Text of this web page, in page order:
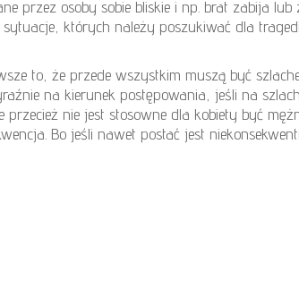
przez osoby sobie bliskie i np. brat zabija
których należy poszukiwać dla
to, że przede wszystkim muszą być
na kierunek postępowania, jeśli na
nie jest stosowne dla kobiety być
Bo jeśli nawet postać jest